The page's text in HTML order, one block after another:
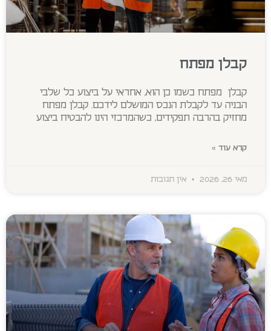
קבלן מפתח
קבלן מפתח כשמו כן הוא, אחראי על ביצוע כל שלבי
הבניה עד לקבלת הנכס המושלם לידכם. קבלן מפתח
מחזיק בהרבה תפקידים, כשהמרכזי הינו להבטיח ביצוע
קרא עוד »
מאי 26, 2026 אין תגובות